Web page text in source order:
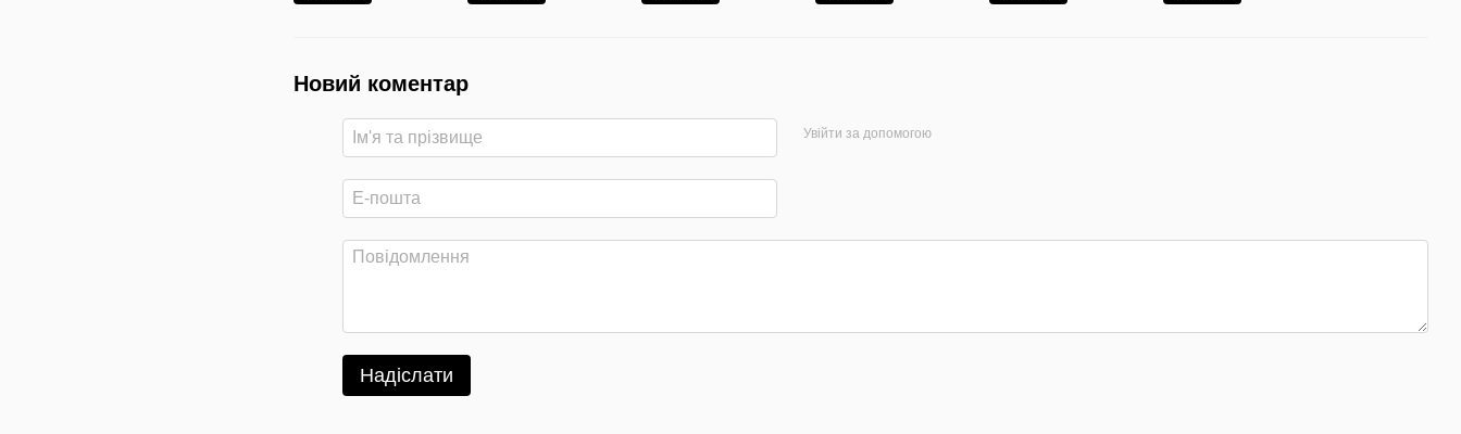
Новий коментар
Увійти за допомогою
Надіслати